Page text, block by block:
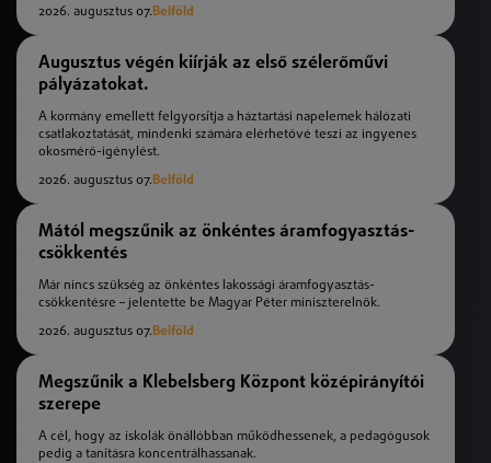
2026. augusztus 07.Belföld
Augusztus végén kiírják az első szélerőművi
pályázatokat.
A kormány emellett felgyorsítja a háztartási napelemek hálózati
csatlakoztatását, mindenki számára elérhetővé teszi az ingyenes
okosmérő-igénylést.
2026. augusztus 07.Belföld
Mától megszűnik az önkéntes áramfogyasztás-
csökkentés
Már nincs szükség az önkéntes lakossági áramfogyasztás-
csökkentésre – jelentette be Magyar Péter miniszterelnök.
2026. augusztus 07.Belföld
Megszűnik a Klebelsberg Központ középirányítói
szerepe
A cél, hogy az iskolák önállóbban működhessenek, a pedagógusok
pedig a tanításra koncentrálhassanak.